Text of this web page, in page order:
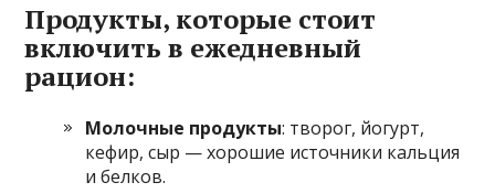
Продукты, которые стоит
включить в ежедневный
рацион:
Молочные продукты: творог, йогурт,
кефир, сыр — хорошие источники кальция
и белков.